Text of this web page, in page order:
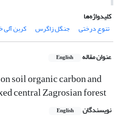
کلیدواژه‌ها
تنوع درختی
جنگل زاگرس کربن
عنوان مقاله English
soil organic carbon and
central Zagrosian forest
نویسندگان English